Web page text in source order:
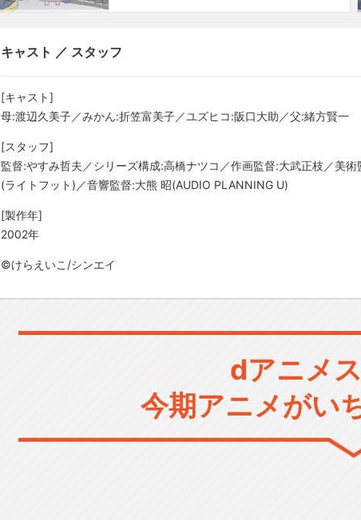
キャスト ／ スタッフ
[キャスト]
母:渡辺久美子／みかん:折笠富美子／ユズヒコ:阪口大助／父:緒方賢一
[スタッフ]
監督:やすみ哲夫／シリーズ構成:高橋ナツコ／作画監督:大武正枝／美
(ライトフット)／音響監督:大熊 昭(AUDIO PLANNING U)
[製作年]
2002年
©けらえいこ/シンエイ
dアニメ
今期アニメがい